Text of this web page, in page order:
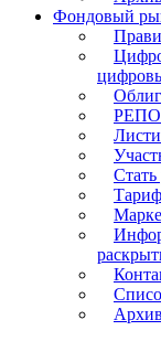
Фондовый
РЕПО
Архив